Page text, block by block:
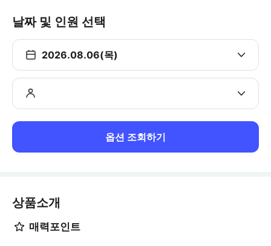
날짜 및 인원 선택
2026.08.06(목)
옵션 조회하기
상품소개
매력포인트